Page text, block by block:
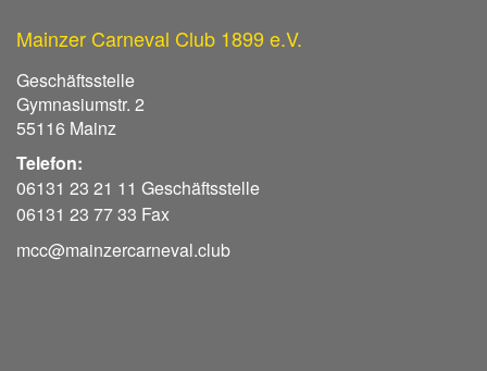
Mainzer Carneval Club 1899 e.V.
Geschäftsstelle
Gymnasiumstr. 2
55116 Mainz
Telefon:
06131 23 21 11 Geschäftsstelle
06131 23 77 33 Fax
mcc@mainzercarneval.club